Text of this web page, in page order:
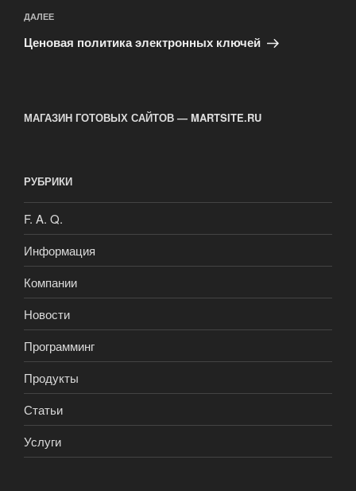
Следующая
запись
ДАЛЕЕ
Ценовая политика электронных ключей
МАГАЗИН ГОТОВЫХ САЙТОВ — MARTSITE.RU
РУБРИКИ
F. A. Q.
Информация
Компании
Новости
Программинг
Продукты
Статьи
Услуги